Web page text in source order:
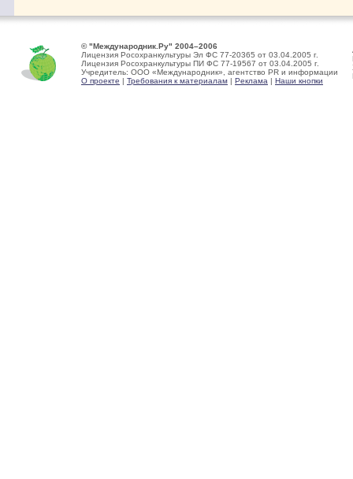
© "Международник.Ру" 2004–2006
Лицензия Росохранкультуры Эл ФС 77-20365 от 03.04.2005 г.
Лицензия Росохранкультуры ПИ ФС 77-19567 от 03.04.2005 г.
Учредитель: ООО «Международник», агентство PR и информации
О проекте | Требования к материалам | Реклама | Наши кнопки